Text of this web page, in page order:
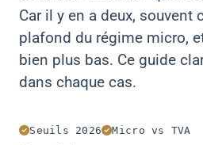
Car il y en a deux, souvent
plafond du régime micro,
bien plus bas. Ce guide
dans chaque cas.
Seuils 2026
Micro vs TVA